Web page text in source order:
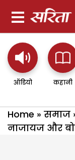
ऑडियो कहानी
Home » समाज
नाजायज और